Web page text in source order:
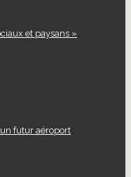
et paysans »
futur aéroport